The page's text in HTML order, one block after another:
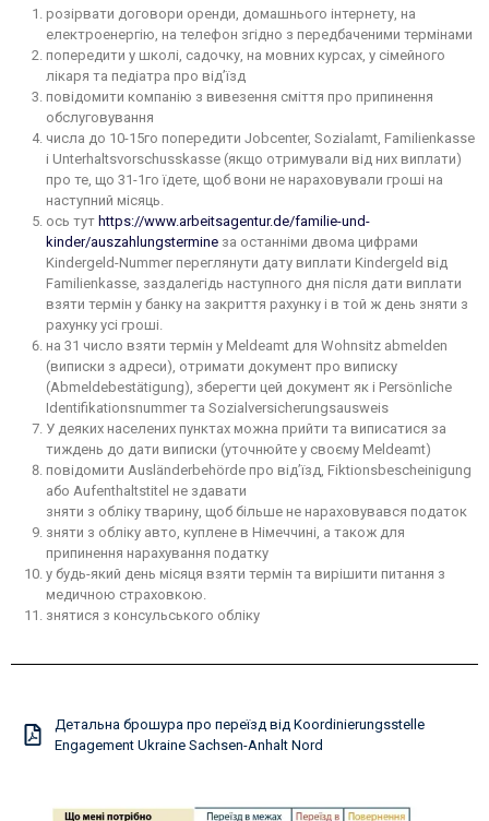
розірвати договори оренди, домашнього інтернету, на
електроенергію, на телефон згідно з передбаченими термінами
попередити у школі, садочку, на мовних курсах, у сімейного
лікаря та педіатра про від’їзд
повідомити компанію з вивезення сміття про припинення
обслуговування
числа до 10-15го попередити Jobcenter, Sozialamt, Familienkasse
і Unterhaltsvorschusskasse (якщо отримували від них виплати)
про те, що 31-1го їдете, щоб вони не нараховували гроші на
наступний місяць.
ось тут https://www.arbeitsagentur.de/familie-und-
kinder/auszahlungstermine за останніми двома цифрами
Kindergeld-Nummer переглянути дату виплати Kindergeld від
Familienkasse, заздалегідь наступного дня після дати виплати
взяти термін у банку на закриття рахунку і в той ж день зняти з
рахунку усі гроші.
на 31 число взяти термін у Meldeamt для Wohnsitz abmelden
(виписки з адреси), отримати документ про виписку
(Abmeldebestätigung), зберегти цей документ як і Persönliche
Identifikationsnummer та Sozialversicherungsausweis
У деяких населених пунктах можна прийти та виписатися за
тиждень до дати виписки (уточнюйте у своєму Meldeamt)
повідомити Ausländerbehörde про від’їзд, Fiktionsbescheinigung
або Aufenthaltstitel не здавати
зняти з обліку тварину, щоб більше не нараховувався податок
зняти з обліку авто, куплене в Німеччині, а також для
припинення нарахування податку
у будь-який день місяця взяти термін та вирішити питання з
медичною страховкою.
знятися з консульського обліку
Детальна брошура про переїзд від Koordinierungsstelle
Engagement Ukraine Sachsen-Anhalt Nord